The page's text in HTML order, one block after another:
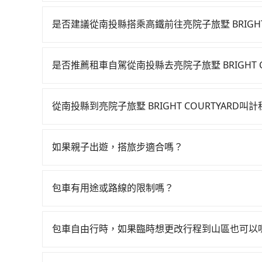
不妨趁早訂購，享受更划算的價格。
是否建議從南投縣搭乘高鐵前往亮院子旅墅
早06:05一直到23:03，台中-南港一天最多有103
待車站前排班的計程車，搭上小黃後約花90分鐘
難度是雙北大城市的500倍。縱使幸運攔到一輛小
上，現在還不馬上來預約tripool！如果你是三人
是否推薦租車自駕從南投縣去亮院子旅墅 BRIGHT
天就要來回，那在南投路邊可隨租隨借的iRent應
能的每小時40元路邊停車費用預估進去，但額外
或者撞凹的車門仍未被修理，每一次租車都好像
下車地點仍有段距離，在遇到下雨天或者載行李時
從南投縣到亮院子旅墅 BRIGHT COURTYARD叫計
話至附近的計程車隊，如草屯大觀計程車、大都
台北或新北的500倍之多。如果當天或隔天也要原
最佳選擇。
如果親子出遊，搭旅步適合嗎？
出遊時安全更有保障。
包車有用途或路線的限制嗎？
律，無論是清明掃墓、包車旅遊、參加喜宴/喪禮
包車自由行時，如果臨時想更改行程到山區也可以